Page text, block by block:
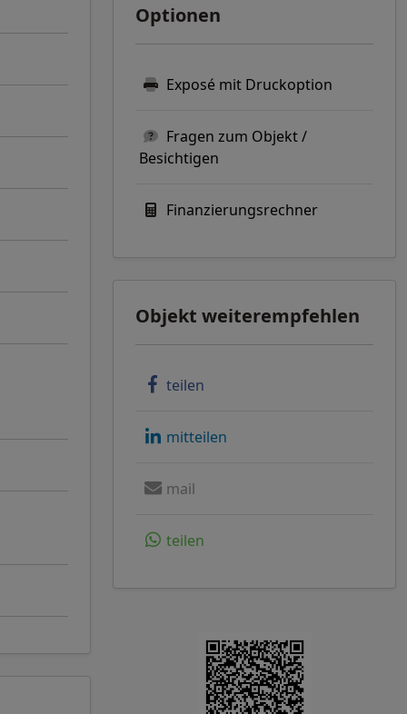
Optionen
Exposé mit Druckoption
Fragen zum Objekt /
Besichtigen
Finanzierungsrechner
Objekt weiterempfehlen
teilen
mitteilen
mail
teilen